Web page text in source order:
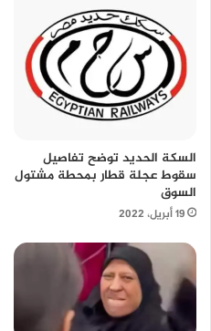
السكة الحديد توضح تفاصيل
سقوط عجلة قطار بمحطة مشتول
السوق
19 أبريل، 2022